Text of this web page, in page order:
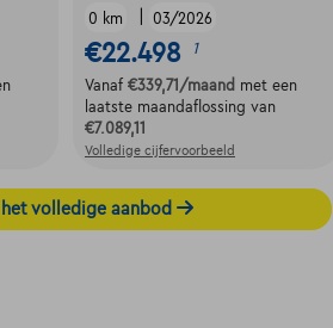
0 km 03/2026
€22.498 1
Vanaf €339,71 /maand met een
laatste maandaflossing van
€7.089,11
Volledige cijfervoorbeeld
volledige aanbod